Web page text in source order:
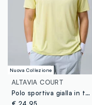
Nuova Collezione
ALTAVIA COURT
Polo sportiva gialla in tessuto elasticizzato ALTAVIA COURT
€ 24,95